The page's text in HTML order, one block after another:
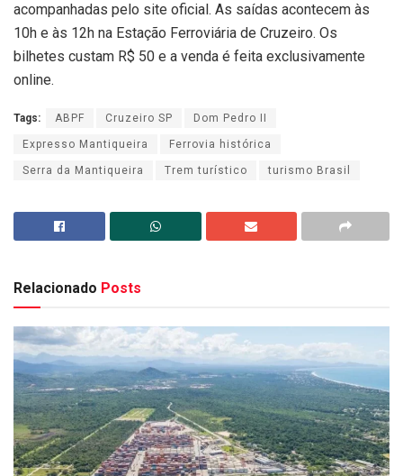
acompanhadas pelo site oficial. As saídas acontecem às
10h e às 12h na Estação Ferroviária de Cruzeiro. Os
bilhetes custam R$ 50 e a venda é feita exclusivamente
online.
Tags: ABPF Cruzeiro SP Dom Pedro II
Expresso Mantiqueira Ferrovia histórica
Serra da Mantiqueira Trem turístico turismo Brasil
Relacionado Posts